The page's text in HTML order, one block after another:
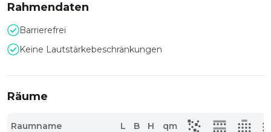
Rahmendaten
Barrierefrei
Keine Lautstärkebeschränkungen
Räume
Raumname L B H qm